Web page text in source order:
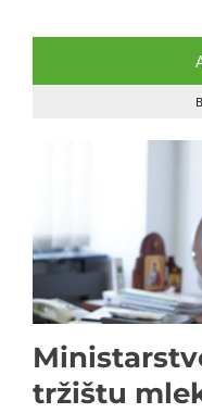
tržištu